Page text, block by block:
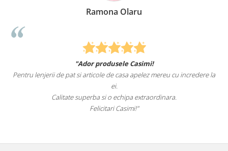
Ramona Olaru
"Ador produsele Casimi!
lenjerii de pat si articole de casa apelez mereu cu incredere la
Calitate superba si o echipa extraordinara.
Felicitari Casimi!"
sunteti